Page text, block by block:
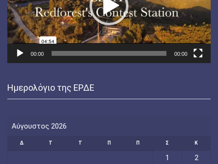
00:00 00:00
Ημερολόγιο της ΕΡΔΕ
Αύγουστος 2026
Δ Τ Τ Π Π Σ Κ
1
2